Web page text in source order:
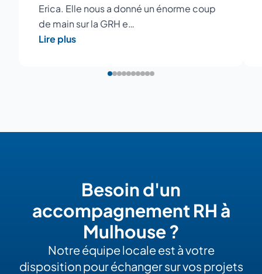
Erica. Elle nous a donné un énorme coup
de main sur la GRH e…
Lire plus
Besoin d'un
accompagnement RH à
Mulhouse ?
Notre équipe locale est à votre
disposition pour échanger sur vos projets